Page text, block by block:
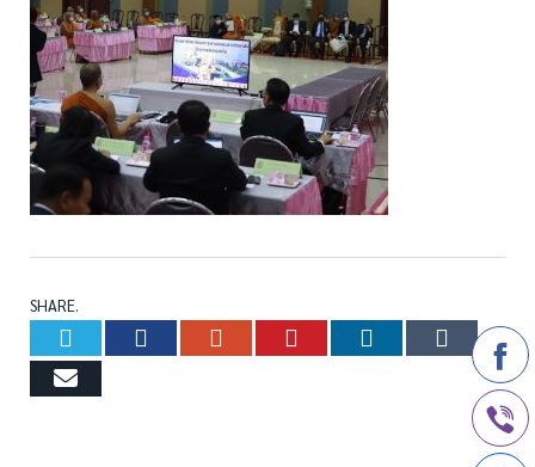
SHARE.
TwitterFacebookGoogle+PinterestLinkedIn
Email